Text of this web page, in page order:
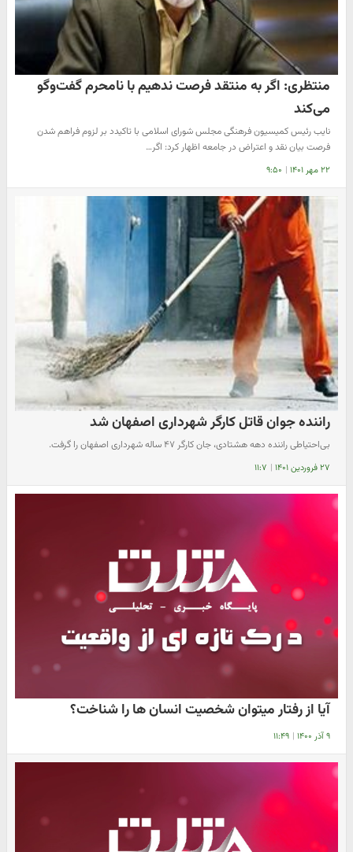
منتظری: اگر به منتقد فرصت ندهیم با نامحرم گفت‌وگو
می‌کند
نایب رئیس کمیسیون فرهنگی مجلس شورای اسلامی با تاکیدد بر لزوم فراهم شدن
فرصت بیان نقد و اعتراض در جامعه اظهار کرد: اگر…
۲۲ مهر ۱۴۰۱ | ۹:۵۰
راننده جوان قاتل کارگر شهرداری اصفهان شد
بی‌احتیاطی راننده دهه هشتادی، جان کارگر ۴۷ ساله شهرداری اصفهان را گرفت.
۲۷ فروردین ۱۴۰۱ | ۱۱:۷
آیا از رفتار میتوان شخصیت انسان ها را شناخت؟
۹ آذر ۱۴۰۰ | ۱۱:۴۹